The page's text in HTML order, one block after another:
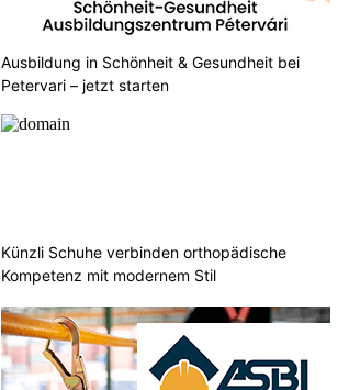
Ausbildung in Schönheit & Gesundheit bei
Petervari – jetzt starten
Künzli Schuhe verbinden orthopädische
Kompetenz mit modernem Stil